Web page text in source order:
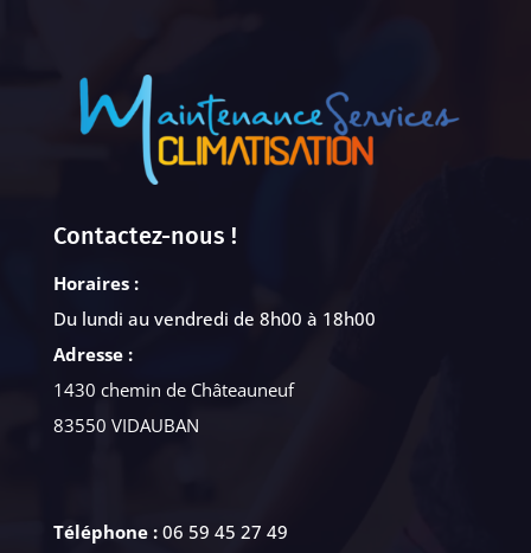
Contactez-nous !
Horaires :
Du lundi au vendredi de 8h00 à 18h00
Adresse :
1430 chemin de Châteauneuf
83550 VIDAUBAN
Téléphone : 06 59 45 27 49